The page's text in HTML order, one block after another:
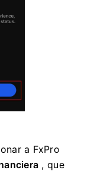
a FxPro
, que